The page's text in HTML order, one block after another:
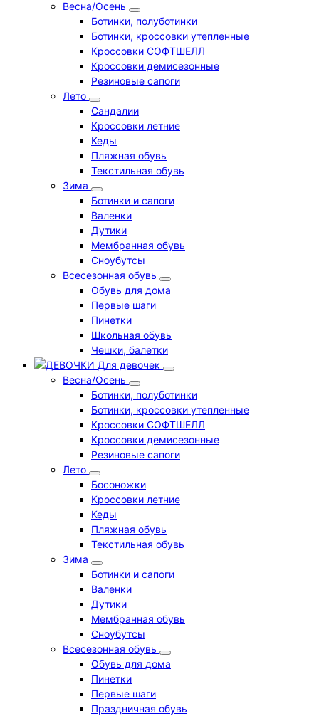
Весна/Осень
Ботинки, полуботинки
Ботинки, кроссовки утепленные
Кроссовки СОФТШЕЛЛ
Кроссовки демисезонные
Резиновые сапоги
Лето
Cандалии
Кроссовки летние
Кеды
Пляжная обувь
Текстильная обувь
Зима
Ботинки и сапоги
Валенки
Дутики
Мембранная обувь
Сноубутсы
Всесезонная обувь
Обувь для дома
Первые шаги
Пинетки
Школьная обувь
Чешки, балетки
Для девочек
Весна/Осень
Ботинки, полуботинки
Ботинки, кроссовки утепленные
Кроссовки СОФТШЕЛЛ
Кроссовки демисезонные
Резиновые сапоги
Лето
Босоножки
Кроссовки летние
Кеды
Пляжная обувь
Текстильная обувь
Зима
Ботинки и сапоги
Валенки
Дутики
Мембранная обувь
Сноубутсы
Всесезонная обувь
Обувь для дома
Пинетки
Первые шаги
Праздничная обувь